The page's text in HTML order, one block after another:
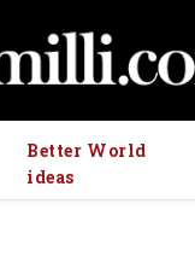
Better World
ideas